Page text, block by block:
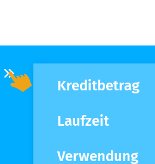
Kreditbetrag
Laufzeit
Verwendung